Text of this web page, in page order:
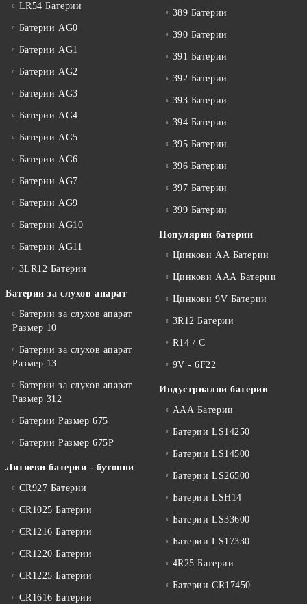
LR54 Батерии
Батерии AG0
Батерии AG1
Батерии AG2
Батерии AG3
Батерии AG4
Батерии AG5
Батерии AG6
Батерии AG7
Батерии AG9
Батерии AG10
Батерии AG11
3LR12 Батерии
Батерии за слухов апарат
Батерии за слухов апарат
Размер 10
Батерии за слухов апарат
Размер 13
Батерии за слухов апарат
Размер 312
Батерии Размер 675
Батерии Размер 675P
Литиеви батерии - бутонни
CR927 Батерии
CR1025 Батерии
CR1216 Батерии
CR1220 Батерии
CR1225 Батерии
CR1616 Батерии
389 Батерии
390 Батерии
391 Батерии
392 Батерии
393 Батерии
394 Батерии
395 Батерии
396 Батерии
397 Батерии
399 Батерии
Популярни батерии
Цинкови АА Батерии
Цинкови ААА Батерии
Цинкови 9V Батерии
3R12 Батерии
R14 / C
9V - 6F22
Индустриални батерии
ААА Батерии
Батерии LS14250
Батерии LS14500
Батерии LS26500
Батерии LSH14
Батерии LS33600
Батерии LS17330
4R25 Батерии
Батерии CR17450